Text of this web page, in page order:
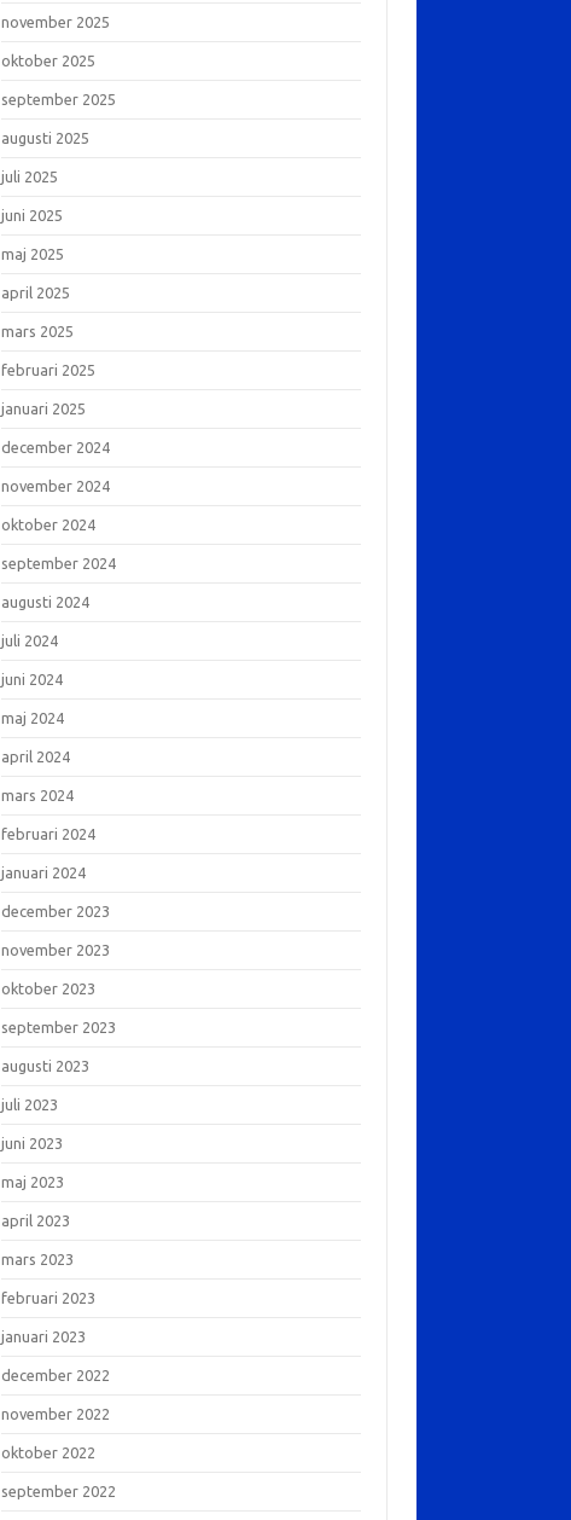
november 2025
oktober 2025
september 2025
augusti 2025
juli 2025
juni 2025
maj 2025
april 2025
mars 2025
februari 2025
januari 2025
december 2024
november 2024
oktober 2024
september 2024
augusti 2024
juli 2024
juni 2024
maj 2024
april 2024
mars 2024
februari 2024
januari 2024
december 2023
november 2023
oktober 2023
september 2023
augusti 2023
juli 2023
juni 2023
maj 2023
april 2023
mars 2023
februari 2023
januari 2023
december 2022
november 2022
oktober 2022
september 2022